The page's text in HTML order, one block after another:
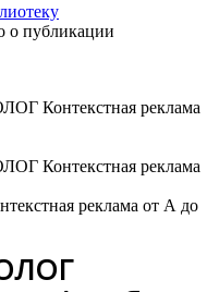
о публикации
реклама от А до